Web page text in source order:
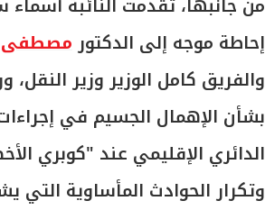
إحاطة موجه إلى الدكتورمصطفى
والفريق كامل الوزير وزير
بشأن الإهمال الجسيم في
الدائري الإقليمي عند "كوبري
وتكرار الحوادث المأساوية